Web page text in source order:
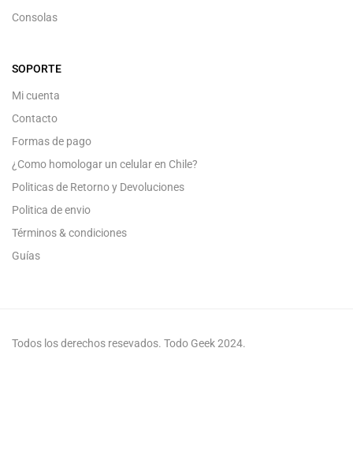
Consolas
SOPORTE
Mi cuenta
Contacto
Formas de pago
¿Como homologar un celular en Chile?
Politicas de Retorno y Devoluciones
Politica de envio
Términos & condiciones
Guías
Todos los derechos resevados. Todo Geek 2024.